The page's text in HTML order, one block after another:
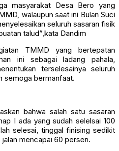
masyarakat Desa Bero yang
walaupun saat ini Bulan Suci
seluruh sasaran fisik
talud”,kata Dandim
TMMD yang bertepatan
ini sebagai ladang pahala,
terselesainya seluruh
semoga bermanfaat.
bahwa salah satu sasaran
I ada yang sudah selelsai 100
selesai, tinggal finising sedikit
mencapai 60 persen.